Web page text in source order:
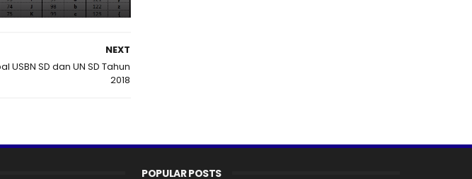
NEXT
SD dan UN SD Tahun
2018
POPULAR POSTS